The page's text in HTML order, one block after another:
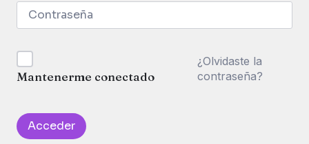
Mantenerme conectado
¿Olvidaste la
contraseña?
Acceder